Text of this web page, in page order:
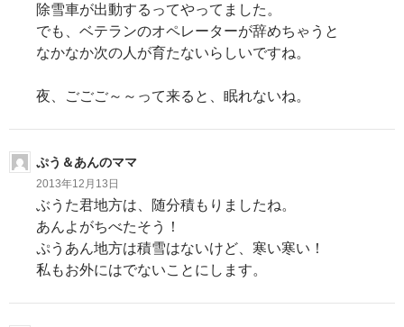
除雪車が出動するってやってました。
でも、ベテランのオペレーターが辞めちゃうと
なかなか次の人が育たないらしいですね。
夜、ごごご～～って来ると、眠れないね。
ぷう＆あんのママ
2013年12月13日
ぶうた君地方は、随分積もりましたね。
あんよがちべたそう！
ぷうあん地方は積雪はないけど、寒い寒い！
私もお外にはでないことにします。